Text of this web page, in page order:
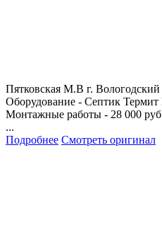
Пятковская М.В г.
Оборудование - Септик
Монтажные работы - 28 000
...
Подробнее Смотреть оригинал